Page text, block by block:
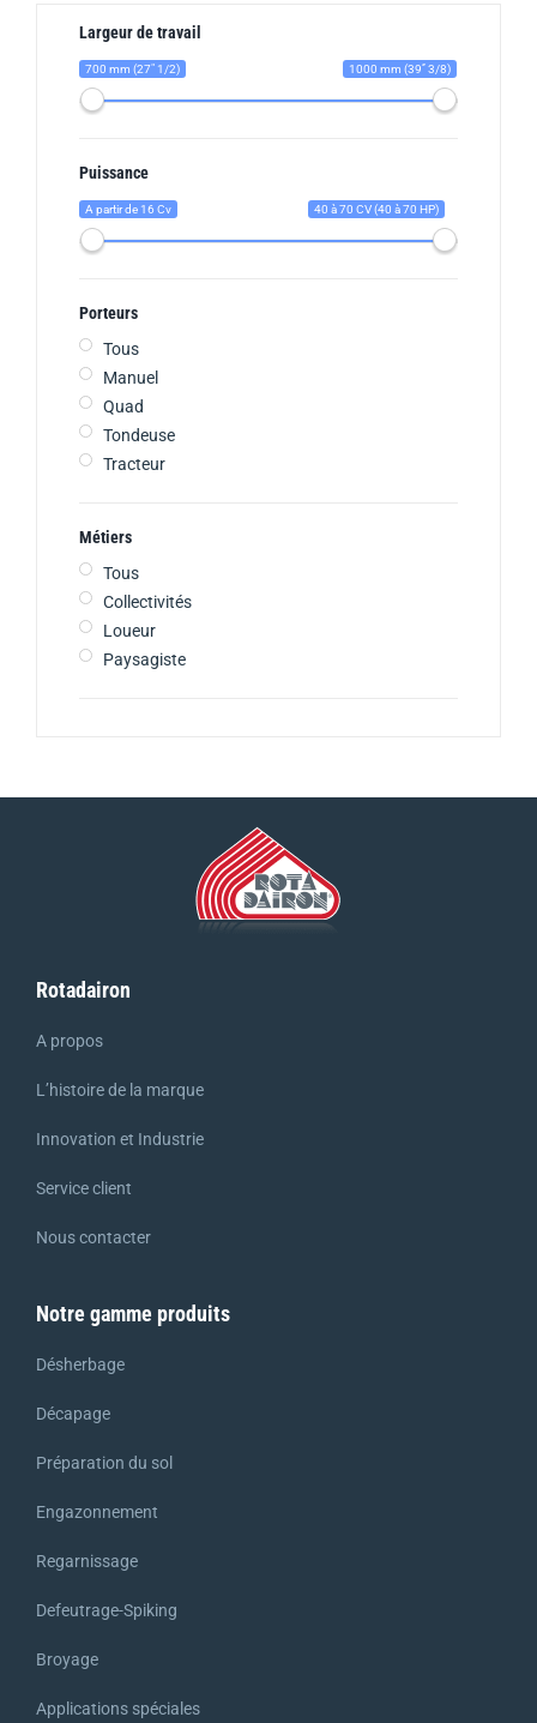
Largeur de travail
700 mm (27" 1/2) 1000 mm (39’’ 3/8)
Puissance
A partir de 16 Cv 40 à 70 CV (40 à 70 HP)
Porteurs
Tous
Manuel
Quad
Tondeuse
Tracteur
Métiers
Tous
Collectivités
Loueur
Paysagiste
Rotadairon
A propos
L’histoire de la marque
Innovation et Industrie
Service client
Nous contacter
Notre gamme produits
Désherbage
Décapage
Préparation du sol
Engazonnement
Regarnissage
Defeutrage-Spiking
Broyage
Applications spéciales